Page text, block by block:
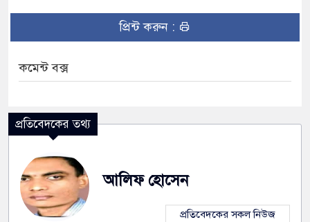
প্রিন্ট করুন :
কমেন্ট বক্স
প্রতিবেদকের তথ্য
আলিফ হোসেন
প্রতিবেদকের সকল নিউজ